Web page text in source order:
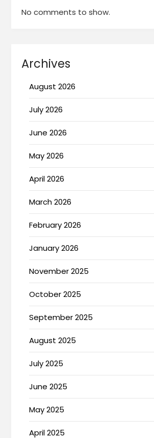
No comments to show.
Archives
August 2026
July 2026
June 2026
May 2026
April 2026
March 2026
February 2026
January 2026
November 2025
October 2025
September 2025
August 2025
July 2025
June 2025
May 2025
April 2025